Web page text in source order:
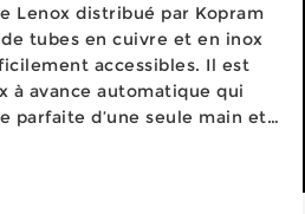
Lenox distribué par Kopram
tubes en cuivre et en inox
accessibles. Il est
à avance automatique qui
parfaite d’une seule main et